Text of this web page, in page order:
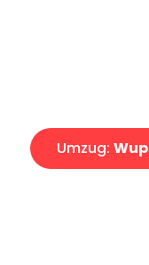
Umzug: